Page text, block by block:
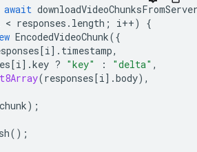
await
< responses . length ; i++)
{
EncodedVideoChunk({
[i ]. timestamp,
[i ].key ? "key" : "delta" ,
(responses[i ].body),
chunk);
();